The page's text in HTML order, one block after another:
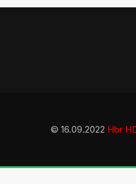
© 16.09.2022 Hbr